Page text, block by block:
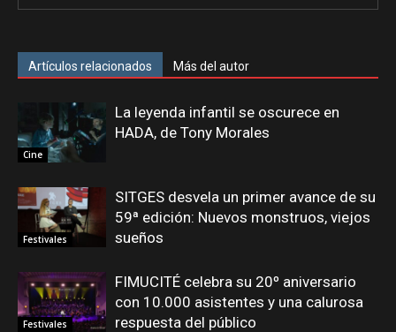
Artículos relacionados Más del autor
Cine
La leyenda infantil se oscurece en
HADA, de Tony Morales
Festivales
SITGES desvela un primer avance de su
59ª edición: Nuevos monstruos, viejos
sueños
Festivales
FIMUCITÉ celebra su 20º aniversario
con 10.000 asistentes y una calurosa
respuesta del público